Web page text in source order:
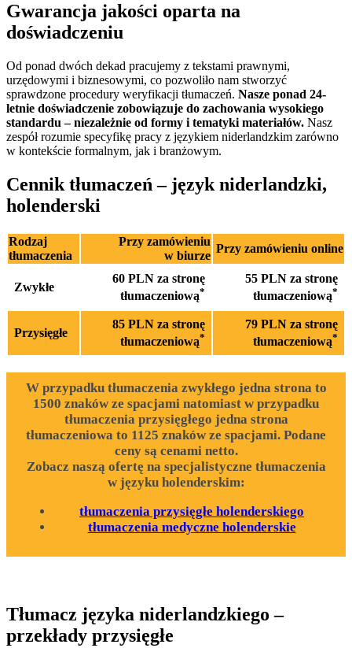
Gwarancja jakości oparta na
doświadczeniu
Od ponad dwóch dekad pracujemy z tekstami prawnymi,
urzędowymi i biznesowymi, co pozwoliło nam stworzyć
sprawdzone procedury weryfikacji tłumaczeń. Nasze ponad 24-
letnie doświadczenie zobowiązuje do zachowania wysokiego
standardu – niezależnie od formy i tematyki materiałów. Nasz
zespół rozumie specyfikę pracy z językiem niderlandzkim zarówno
w kontekście formalnym, jak i branżowym.
Cennik tłumaczeń – język niderlandzki,
holenderski
Rodzaj
tłumaczenia
Przy zamówieniu
w biurze
Przy zamówieniu online
Zwykłe
60 PLN za stronę
tłumaczeniową*
55 PLN za stronę
tłumaczeniową*
Przysięgłe
85 PLN za stronę
tłumaczeniową*
79 PLN za stronę
tłumaczeniową*
W przypadku tłumaczenia zwykłego jedna strona to
1500 znaków ze spacjami natomiast w przypadku
tłumaczenia przysięgłego jedna strona
tłumaczeniowa to 1125 znaków ze spacjami. Podane
ceny są cenami netto.
Zobacz naszą ofertę na specjalistyczne tłumaczenia
w języku holenderskim:
tłumaczenia przysięgłe holenderskiego
tłumaczenia medyczne holenderskie
Tłumacz języka niderlandzkiego –
przekłady przysięgłe